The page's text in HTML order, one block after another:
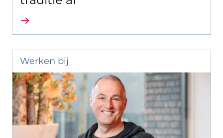
Lees verder
Werken bij